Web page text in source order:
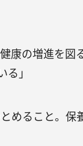
康の増進を図
」
めること。保